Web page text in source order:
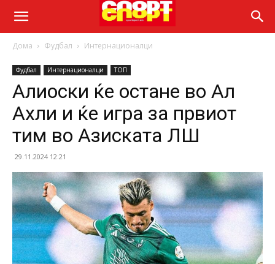
Дома Фудбал Интернационалци
Фудбал Интернационалци ТОП
Алиоски ќе остане во Ал
Ахли и ќе игра за првиот
тим во Азиската ЛШ
29.11.2024 12:21